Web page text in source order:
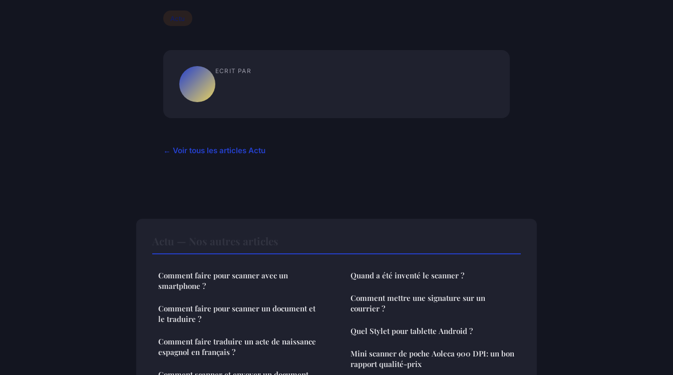
Actu
ECRIT PAR
← Voir tous les articles Actu
Comment faire pour scanner avec un
smartphone ?
Comment faire pour scanner un document et
le traduire ?
Comment faire traduire un acte de naissance
espagnol en français ?
Quand a été inventé le scanner ?
Comment mettre une signature sur un
courrier ?
Quel Stylet pour tablette Android ?
Mini scanner de poche Aoleca 900 DPI: un bon
rapport qualité-prix